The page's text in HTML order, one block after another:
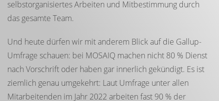
selbstorganisiertes Arbeiten und Mitbestimmung durch
das gesamte Team.
Und heute dürfen wir mit anderem Blick auf die Gallup-
Umfrage schauen: bei MOSAIQ machen nicht 80 % Dienst
nach Vorschrift oder haben gar innerlich gekündigt. Es ist
ziemlich genau umgekehrt: Laut Umfrage unter allen
Mitarbeitenden im Jahr 2022 arbeiten fast 90 % der